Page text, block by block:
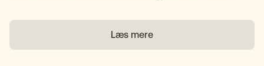
hvad en legatar er, forskellen til en arving, og hvordan
boafgift kan påvirke legatarer.
Læs mere